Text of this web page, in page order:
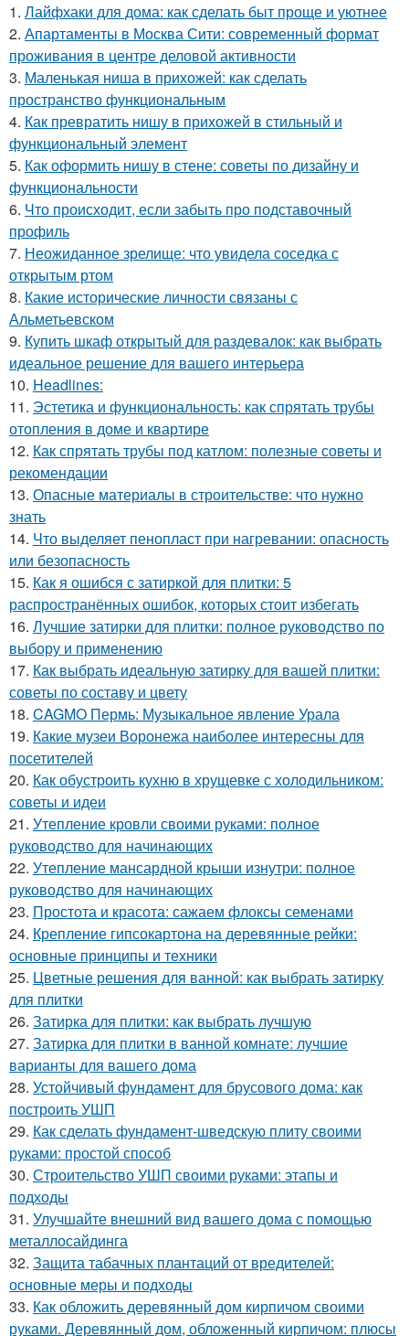
1. Лайфхаки для дома: как сделать быт проще и уютнее
2. Апартаменты в Москва Сити: современный формат
проживания в центре деловой активности
3. Маленькая ниша в прихожей: как сделать
пространство функциональным
4. Как превратить нишу в прихожей в стильный и
функциональный элемент
5. Как оформить нишу в стене: советы по дизайну и
функциональности
6. Что происходит, если забыть про подставочный
профиль
7. Неожиданное зрелище: что увидела соседка с
открытым ртом
8. Какие исторические личности связаны с
Альметьевском
9. Купить шкаф открытый для раздевалок: как выбрать
идеальное решение для вашего интерьера
10. Headlines:
11. Эстетика и функциональность: как спрятать трубы
отопления в доме и квартире
12. Как спрятать трубы под катлом: полезные советы и
рекомендации
13. Опасные материалы в строительстве: что нужно
знать
14. Что выделяет пенопласт при нагревании: опасность
или безопасность
15. Как я ошибся с затиркой для плитки: 5
распространённых ошибок, которых стоит избегать
16. Лучшие затирки для плитки: полное руководство по
выбору и применению
17. Как выбрать идеальную затирку для вашей плитки:
советы по составу и цвету
18. CAGMO Пермь: Музыкальное явление Урала
19. Какие музеи Воронежа наиболее интересны для
посетителей
20. Как обустроить кухню в хрущевке с холодильником:
советы и идеи
21. Утепление кровли своими руками: полное
руководство для начинающих
22. Утепление мансардной крыши изнутри: полное
руководство для начинающих
23. Простота и красота: сажаем флоксы семенами
24. Крепление гипсокартона на деревянные рейки:
основные принципы и техники
25. Цветные решения для ванной: как выбрать затирку
для плитки
26. Затирка для плитки: как выбрать лучшую
27. Затирка для плитки в ванной комнате: лучшие
варианты для вашего дома
28. Устойчивый фундамент для брусового дома: как
построить УШП
29. Как сделать фундамент-шведскую плиту своими
руками: простой способ
30. Строительство УШП своими руками: этапы и
подходы
31. Улучшайте внешний вид вашего дома с помощью
металлосайдинга
32. Защита табачных плантаций от вредителей:
основные меры и подходы
33. Как обложить деревянный дом кирпичом своими
руками. Деревянный дом, обложенный кирпичом: плюсы